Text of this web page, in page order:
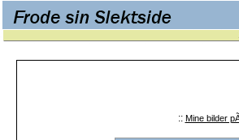
:: Mine bilder